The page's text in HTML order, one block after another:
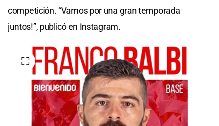
competición. “Vamos por una gran temporada
juntos!”, publicó en Instagram.